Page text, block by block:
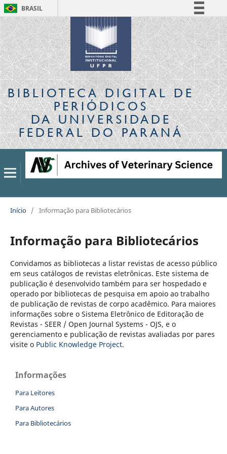
BRASIL
Simplifique!
Comunica BR
Participe
Acesso à informação
Legislação
Canais
BIBLIOTECA DIGITALDE
PERIÓDICOS
DA UNIVERSIDADE
FEDERAL DO PARANÁ
Início / Informação para Bibliotecários
Informação para Bibliotecários
Convidamos as bibliotecas a listar revistas de acesso público
em seus catálogos de revistas eletrônicas. Este sistema de
publicação é desenvolvido também para ser hospedado e
operado por bibliotecas de pesquisa em apoio ao trabalho
de publicação de revistas de corpo acadêmico. Para maiores
informações sobre o Sistema Eletrônico de Editoração de
Revistas - SEER / Open Journal Systems - OJS, e o
gerenciamento e publicação de revistas avaliadas por pares
visite o Public Knowledge Project.
Informações
Para Leitores
Para Autores
Para Bibliotecários